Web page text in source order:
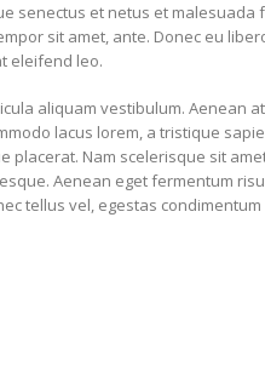
senectus et netus et malesuada
sit amet, ante. Donec eu
eleifend leo.
aliquam vestibulum. Aenean
lacus lorem, a tristique
placerat. Nam scelerisque sit
Aenean eget fermentum
tellus vel, egestas